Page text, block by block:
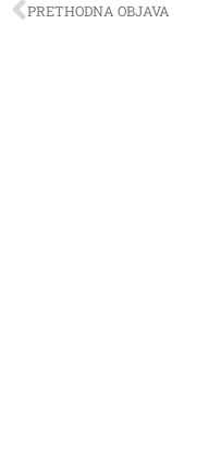
PRETHODNA OBJAVA